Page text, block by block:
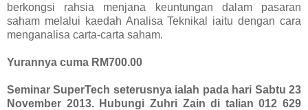
berkongsi rahsia menjana keuntungan dalam pasaran
saham melalui kaedah Analisa Teknikal iaitu dengan cara
menganalisa carta-carta saham.
Yurannya cuma RM700.00
Seminar SuperTech seterusnya ialah pada hari Sabtu 23
November 2013. Hubungi Zuhri Zain di talian 012 629